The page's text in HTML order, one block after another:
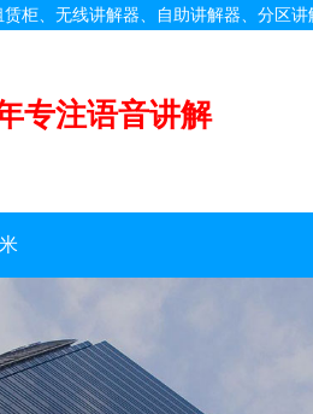
柜、无线讲解器、自助讲解器、分区讲
专注语音讲解